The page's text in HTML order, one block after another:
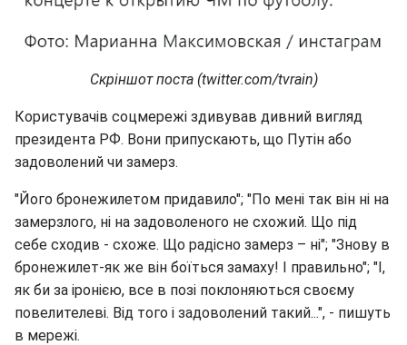
Скріншот поста (twitter.com/tvrain)
Користувачів соцмережі здивував дивний вигляд
президента РФ. Вони припускають, що Путін або
задоволений чи замерз.
"Його бронежилетом придавило"; "По мені так він ні на
замерзлого, ні на задоволеного не схожий. Що під
себе сходив - схоже. Що радісно замерз – ні"; "Знову в
бронежилет-як же він боїться замаху! І правильно"; "І,
як би за іронією, все в позі поклоняються своєму
повелителеві. Від того і задоволений такий...", - пишуть
в мережі.